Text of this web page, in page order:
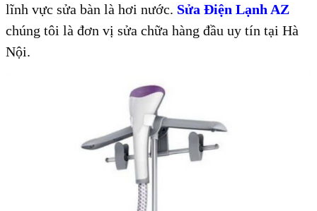
lĩnh vực sửa bàn là hơi nước. Sửa Điện Lạnh AZ
chúng tôi là đơn vị sửa chữa hàng đầu uy tín tại Hà
Nội.